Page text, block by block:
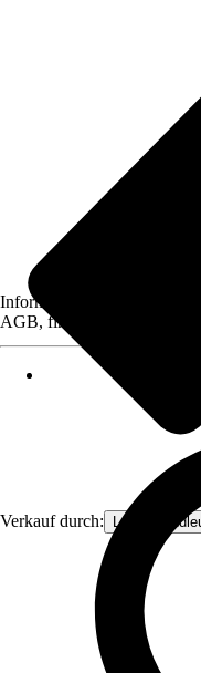
Verkauf durch:
Informationen des
AGB, finden Sie bei Klick